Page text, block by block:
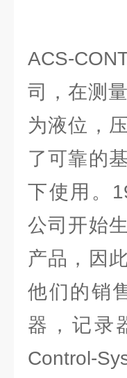
ACS-
司，在测
为液位，
了可靠的
下使用。
公司开始
产品，因
他们的销
器，记录
Control-